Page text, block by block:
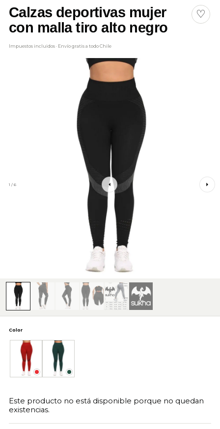
1 / 6
Calzas deportivas mujer
con malla tiro alto negro
♡
Impuestos incluidos · Envío gratis a todo Chile
Color
Rojo Verde
Este producto no está disponible porque no quedan
existencias.